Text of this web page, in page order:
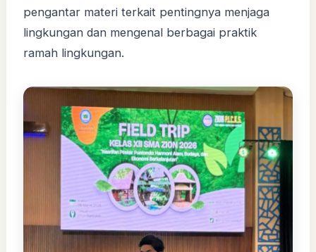
pengantar materi terkait pentingnya menjaga
lingkungan dan mengenal berbagai praktik
ramah lingkungan.